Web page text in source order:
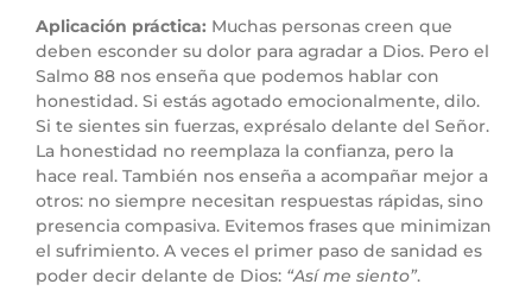
Aplicación práctica: Muchas personas creen que
deben esconder su dolor para agradar a Dios. Pero el
Salmo 88 nos enseña que podemos hablar con
honestidad. Si estás agotado emocionalmente, dilo.
Si te sientes sin fuerzas, exprésalo delante del Señor.
La honestidad no reemplaza la confianza, pero la
hace real. También nos enseña a acompañar mejor a
otros: no siempre necesitan respuestas rápidas, sino
presencia compasiva. Evitemos frases que minimizan
el sufrimiento. A veces el primer paso de sanidad es
poder decir delante de Dios: “Así me siento”.